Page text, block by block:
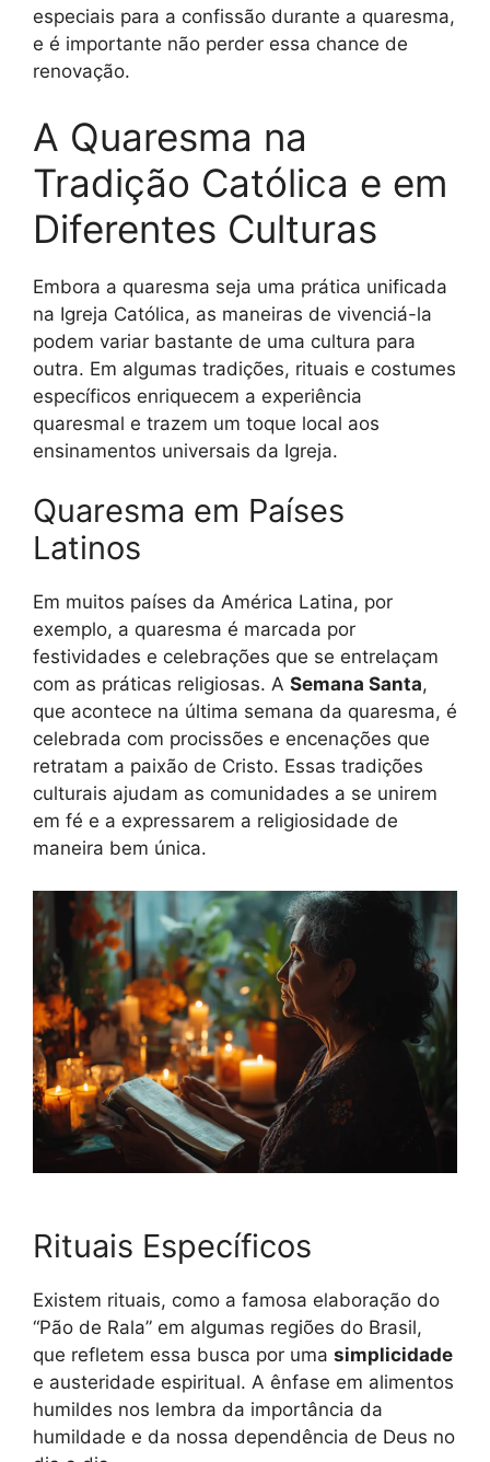
especiais para a confissão durante a quaresma,
e é importante não perder essa chance de
renovação.
A Quaresma na
Tradição Católica e em
Diferentes Culturas
Embora a quaresma seja uma prática unificada
na Igreja Católica, as maneiras de vivenciá-la
podem variar bastante de uma cultura para
outra. Em algumas tradições, rituais e costumes
específicos enriquecem a experiência
quaresmal e trazem um toque local aos
ensinamentos universais da Igreja.
Quaresma em Países
Latinos
Em muitos países da América Latina, por
exemplo, a quaresma é marcada por
festividades e celebrações que se entrelaçam
com as práticas religiosas. A Semana Santa,
que acontece na última semana da quaresma, é
celebrada com procissões e encenações que
retratam a paixão de Cristo. Essas tradições
culturais ajudam as comunidades a se unirem
em fé e a expressarem a religiosidade de
maneira bem única.
Rituais Específicos
Existem rituais, como a famosa elaboração do
“Pão de Rala” em algumas regiões do Brasil,
que refletem essa busca por uma simplicidade
e austeridade espiritual. A ênfase em alimentos
humildes nos lembra da importância da
humildade e da nossa dependência de Deus no